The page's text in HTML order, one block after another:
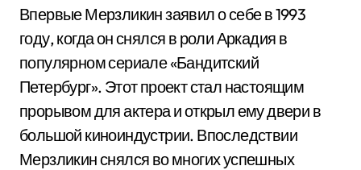
Впервые Мерзликин заявил о себе в 1993
году, когда он снялся в роли Аркадия в
популярном сериале «Бандитский
Петербург». Этот проект стал настоящим
прорывом для актера и открыл ему двери в
большой киноиндустрии. Впоследствии
Мерзликин снялся во многих успешных